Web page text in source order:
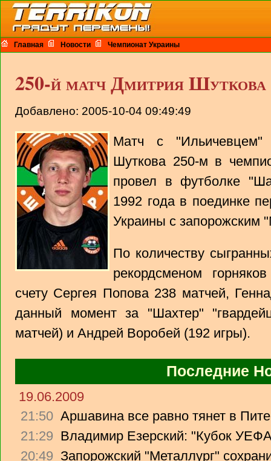
Главная Новости Чемпионат Украины
250-й матч Дмитрия Шуткова
Добавлено: 2005-10-04 09:49:49
Матч с
Шуткова 250-м в
провел в футболке
1992 года в поединке
Украины с запорожским
По количеству
рекордсменом
счету Сергея Попова 238 матчей,
данный момент за "Шахтер"
матчей) и Андрей Воробей (192 игры).
Последние
19.06.2009
21:50 Аршавина все равно тянет в
21:29 Владимир Езерский: "Кубок
20:49 Запорожский "Металлург"